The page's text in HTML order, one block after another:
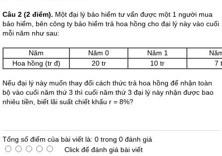
Câu 2 (2 điểm). Một đại lý bảo hiểm tư vấn được một 1 người mua
bảo hiểm, bên công ty bảo hiểm trả hoa hồng cho đại lý này vào cuối
mỗi năm như sau:
Năm Năm 0 Năm 1
Hoa hồng (tr đ)
20 tr 10 tr 7
Nếu đại lý này muốn thay đổi cách thức trả hoa hồng để nhận toàn
bộ vào cuối năm thứ 3 thì cuối năm thứ 3 đại lý này nhận được bao
nhiêu tiền, biết lãi suất chiết khấu r = 8%?
Tổng số điểm của bài viết là: 0 trong 0 đánh giá
Click để đánh giá bài viết